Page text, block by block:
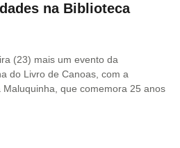
na Biblioteca
(23) mais um evento da
do Livro de Canoas, com a
que comemora 25 anos